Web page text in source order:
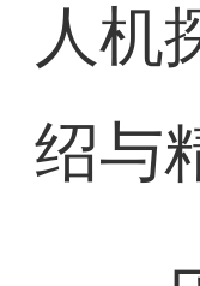
人机
绍与